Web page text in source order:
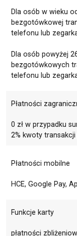
Dla osób w wieku
bezgotówkowej
telefonu lub
Dla osób powyżej
bezgotówkowych
telefonu lub
Płatności
0 zł w przypadku
2% kwoty
Płatności mobilne
HCE, Google Pay,
Funkcje karty
płatności